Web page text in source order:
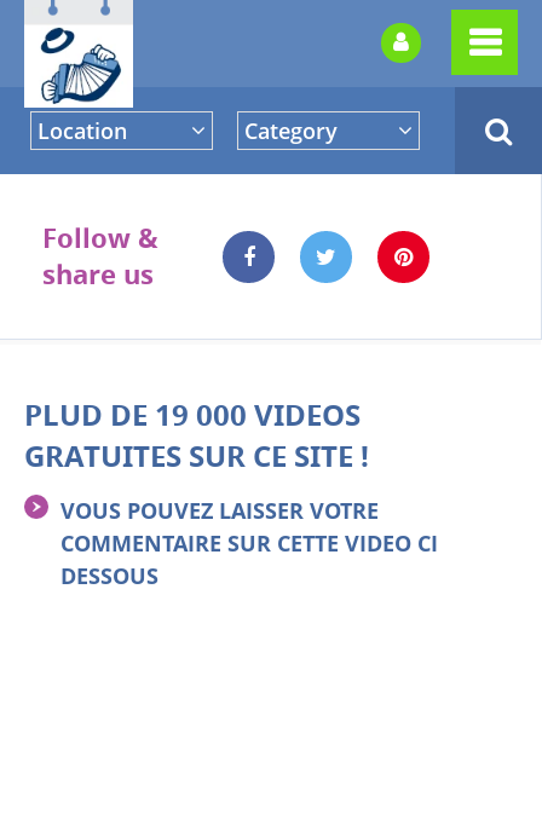
Location Category
Follow &
share us
PLUD DE 19 000 VIDEOS
GRATUITES SUR CE SITE !
VOUS POUVEZ LAISSER VOTRE
COMMENTAIRE SUR CETTE VIDEO CI
DESSOUS